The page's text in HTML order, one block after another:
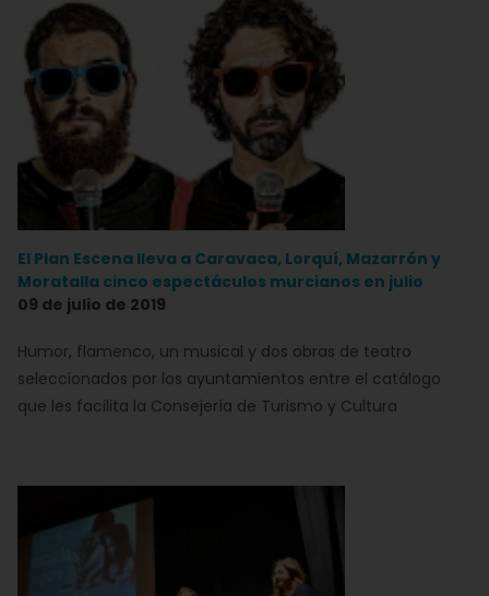
El Plan Escena lleva a Caravaca, Lorquí, Mazarrón y
Moratalla cinco espectáculos murcianos en julio
09 de julio de 2019
Humor, flamenco, un musical y dos obras de teatro
seleccionados por los ayuntamientos entre el catálogo
que les facilita la Consejería de Turismo y Cultura